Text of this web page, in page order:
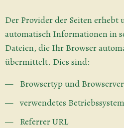
Der Provider der Seiten erhebt
automatisch Informationen in
Dateien, die Ihr Browser
übermittelt. Dies sind:
Browsertyp und
verwendetes Betriebssystem
Referrer URL